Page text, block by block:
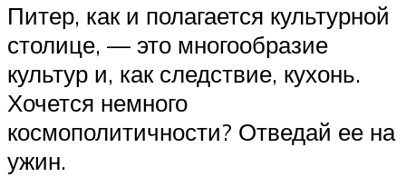
Питер, как и полагается культурной
столице, — это многообразие
культур и, как следствие, кухонь.
Хочется немного
космополитичности? Отведай ее на
ужин.